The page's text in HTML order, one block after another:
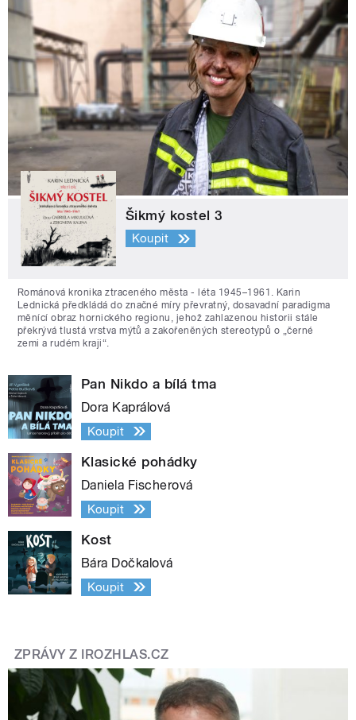
Šikmý kostel 3
Koupit
Románová kronika ztraceného města - léta 1945–1961. Karin
Lednická předkládá do značné míry převratný, dosavadní paradigma
měnící obraz hornického regionu, jehož zahlazenou historii stále
překrývá tlustá vrstva mýtů a zakořeněných stereotypů o „černé
zemi a rudém kraji“.
Pan Nikdo a bílá tma
Dora Kaprálová
Koupit
Klasické pohádky
Daniela Fischerová
Koupit
Kost
Bára Dočkalová
Koupit
ZPRÁVY Z IROZHLAS.CZ